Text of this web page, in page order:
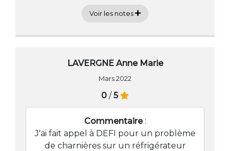
Voir les notes
LAVERGNE Anne Marie
Mars 2022
0 /5
Commentaire:
J'ai fait appel à DEFI pour un problème
de charnières sur un réfrigérateur